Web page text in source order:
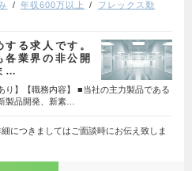
年収600万以上
フレックス勤
る求人です。
各業界の非公開
…
り】【職務内容】 ■当社の主力製品である
製品開発、新素…
につきましてはご面談時にお伝え致しま